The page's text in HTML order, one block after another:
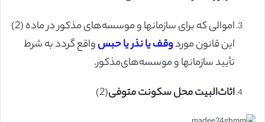
اموالی که برای سازمانها و موسسه‌های مذکور در ماده (2)
این قانون موردوقف یا نذر یا حبسواقع گردد به شرط
تأیید سازمانها و موسسه‌های‌مذکور.
اثاث‌البیت محل سکونت متوفی(2)